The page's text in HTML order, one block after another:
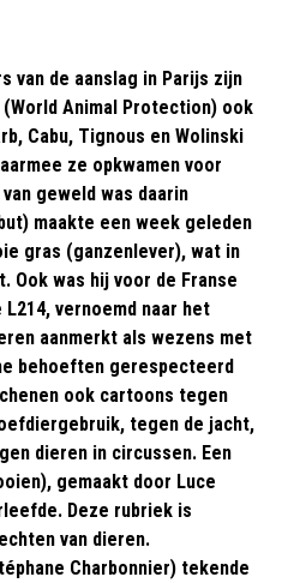
van de aanslag in Parijs zijn
Animal Protection) ook
Cabu, Tignous en Wolinski
ze opkwamen voor
geweld was daarin
maakte een week geleden
gras (ganzenlever), wat in
Ook was hij voor de Franse
vernoemd naar het
aanmerkt als wezens met
behoeften gerespecteerd
ook cartoons tegen
tegen de jacht,
dieren in circussen. Een
gemaakt door Luce
Deze rubriek is
van dieren.
Charbonnier) tekende